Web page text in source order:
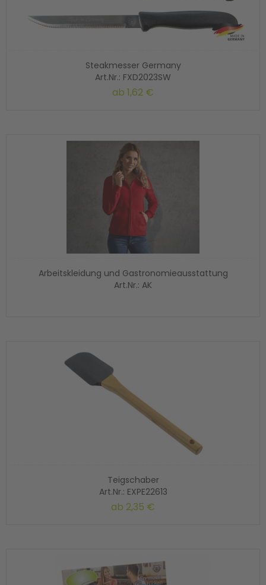
Steakmesser Germany
Art.Nr.: FXD2023SW
ab 1,62 €
Arbeitskleidung und Gastronomieausstattung
Art.Nr.: AK
Teigschaber
Art.Nr.: EXPE22613
ab 2,35 €